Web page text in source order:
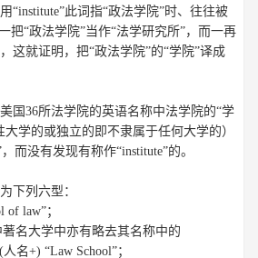
“institute”此词指“政法学院”时、往往被
把“政法学院”当作“法学研究所”，而一再
这就证明，把“政法学院”的“学院”译成
国36所法学院的英语名称中法学院的“学
大学的或独立的即不隶属于任何大学的）
而没有发现有称作“institute”的。
下列六型：
of law”；
名大学中亦有略去其名称中的
名+) “Law School”；